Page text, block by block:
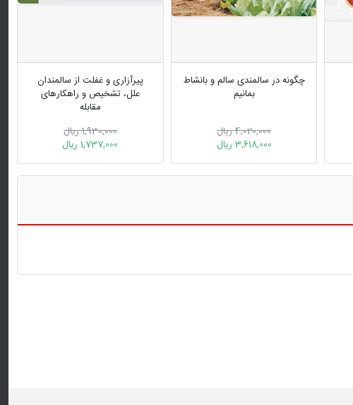
چگونه در سالمندی سالم و بانشاط
بمانیم
4,020,000 ریال
3,618,000 ریال
پیرآزاری و غفلت از سالمندان
علل، تشخیص و راهکارهای
مقابله
1,930,000 ریال
1,737,000 ریال